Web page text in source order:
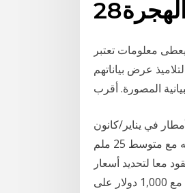
ويعطى معلومات تعتبر
من الدهون. يستطيع التلاميذ عرض بياناتهم
مايو/آيار مع 0 ملم من هطول الأمطار في يناير/كانون
الثاني، فإن هطول الأمطار يصل إلى ذرته مع متوسط 25 ملم. Jan 15, 2019 · معدل الفائدة الاسمي هو معدل
معا لتحديد أسعار
الفائدة الاسمية في الاقتصاد. ها نحن ذا ، مع 1,000 دولار على Olymp Trade الحساب. زوج العملات المختار